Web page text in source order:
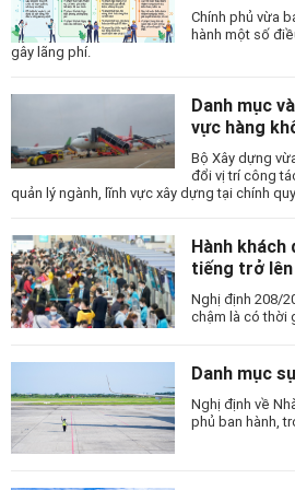
Chính phủ vừa
hành một số
gây lãng phí.
Danh mục
vực hàng
Bộ Xây dựng
đổi vị trí công
quản lý ngành, lĩnh vực xây dựng tại chính
Hành
tiếng trở lên
Nghị định 208/
chậm là có thời
Danh mục
Nghị định về
phủ ban hành,